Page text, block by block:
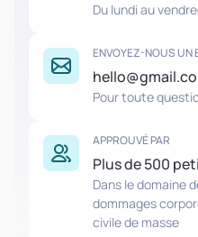
Du lundi au
ENVOYEZ-NOUS UN
Pour toute
APPROUVÉ PAR
Plus de 500
Dans le domaine
dommages
civile de masse